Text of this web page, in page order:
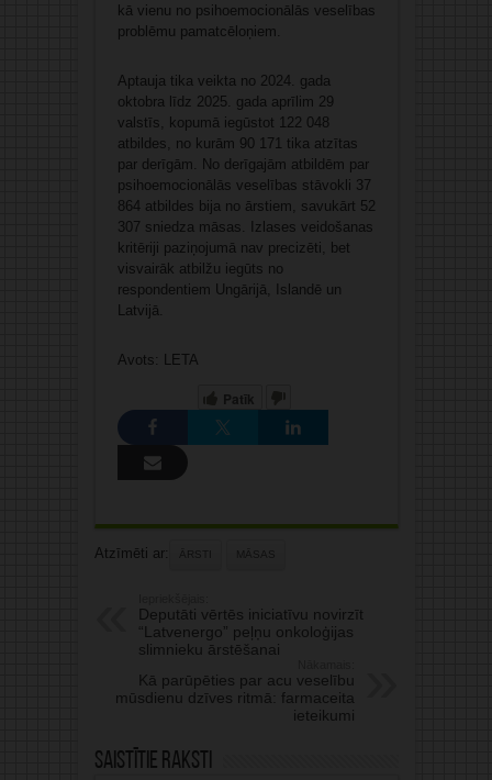
kā vienu no psihoemocionālās veselības
problēmu pamatcēloņiem.
Aptauja tika veikta no 2024. gada
oktobra līdz 2025. gada aprīlim 29
valstīs, kopumā iegūstot 122 048
atbildes, no kurām 90 171 tika atzītas
par derīgām. No derīgajām atbildēm par
psihoemocionālās veselības stāvokli 37
864 atbildes bija no ārstiem, savukārt 52
307 sniedza māsas. Izlases veidošanas
kritēriji paziņojumā nav precizēti, bet
visvairāk atbilžu iegūts no
respondentiem Ungārijā, Islandē un
Latvijā.
Avots: LETA
Patīk
Atzīmēti ar: ĀRSTI MĀSAS
Deputāti vērtēs iniciatīvu novirzīt
“Latvenergo” peļņu onkoloģijas
slimnieku ārstēšanai
Kā parūpēties par acu veselību
mūsdienu dzīves ritmā: farmaceita
ieteikumi
Saistītie raksti